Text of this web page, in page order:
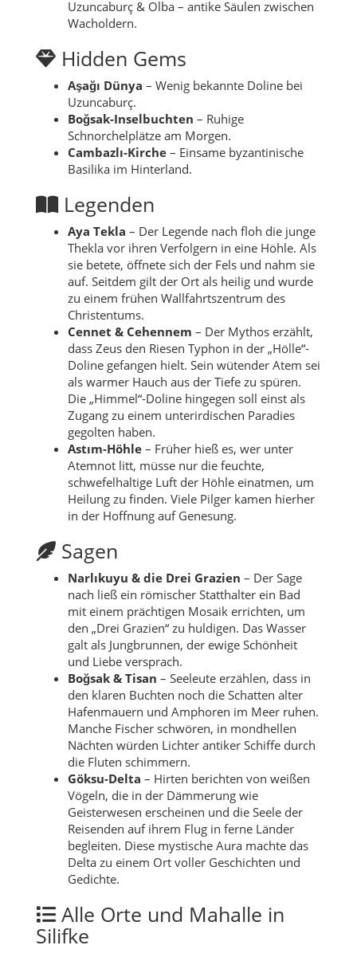
Uzuncaburç & Olba – antike Säulen zwischen
Wacholdern.
Hidden Gems
Aşağı Dünya – Wenig bekannte Doline bei
Uzuncaburç.
Boğsak-Inselbuchten – Ruhige
Schnorchelplätze am Morgen.
Cambazlı-Kirche – Einsame byzantinische
Basilika im Hinterland.
Legenden
Aya Tekla – Der Legende nach floh die junge
Thekla vor ihren Verfolgern in eine Höhle. Als
sie betete, öffnete sich der Fels und nahm sie
auf. Seitdem gilt der Ort als heilig und wurde
zu einem frühen Wallfahrtszentrum des
Christentums.
Cennet & Cehennem – Der Mythos erzählt,
dass Zeus den Riesen Typhon in der „Hölle“-
Doline gefangen hielt. Sein wütender Atem sei
als warmer Hauch aus der Tiefe zu spüren.
Die „Himmel“-Doline hingegen soll einst als
Zugang zu einem unterirdischen Paradies
gegolten haben.
Astım-Höhle – Früher hieß es, wer unter
Atemnot litt, müsse nur die feuchte,
schwefelhaltige Luft der Höhle einatmen, um
Heilung zu finden. Viele Pilger kamen hierher
in der Hoffnung auf Genesung.
Sagen
Narlıkuyu & die Drei Grazien – Der Sage
nach ließ ein römischer Statthalter ein Bad
mit einem prächtigen Mosaik errichten, um
den „Drei Grazien“ zu huldigen. Das Wasser
galt als Jungbrunnen, der ewige Schönheit
und Liebe versprach.
Boğsak & Tisan – Seeleute erzählen, dass in
den klaren Buchten noch die Schatten alter
Hafenmauern und Amphoren im Meer ruhen.
Manche Fischer schwören, in mondhellen
Nächten würden Lichter antiker Schiffe durch
die Fluten schimmern.
Göksu-Delta – Hirten berichten von weißen
Vögeln, die in der Dämmerung wie
Geisterwesen erscheinen und die Seele der
Reisenden auf ihrem Flug in ferne Länder
begleiten. Diese mystische Aura machte das
Delta zu einem Ort voller Geschichten und
Gedichte.
Alle Orte und Mahalle in
Silifke